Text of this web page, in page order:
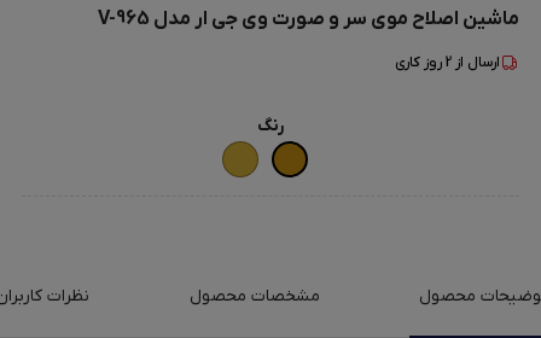
ماشین اصلاح موی سر و صورت وی جی ار مدل V-965
ارسال از 2روز کاری
رنگ
محصول مشخصات محصول نظرات